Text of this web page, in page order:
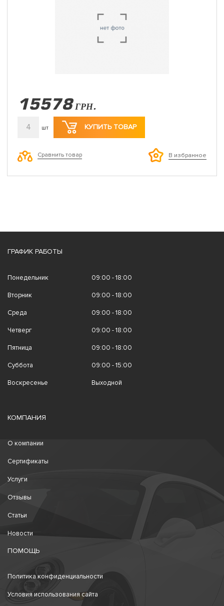
15578 ГРН.
4 шт КУПИТЬ ТОВАР
Сравнить товар В избранное
ГРАФИК РАБОТЫ
Понедельник 09:00 - 18:00
Вторник 09:00 - 18:00
Среда 09:00 - 18:00
Четверг 09:00 - 18:00
Пятница 09:00 - 18:00
Суббота 09:00 - 15:00
Воскресенье Выходной
КОМПАНИЯ
О компании
Сертификаты
Услуги
Отзывы
Статьи
Новости
ПОМОЩЬ
Политика конфиденциальности
Условия использования сайта